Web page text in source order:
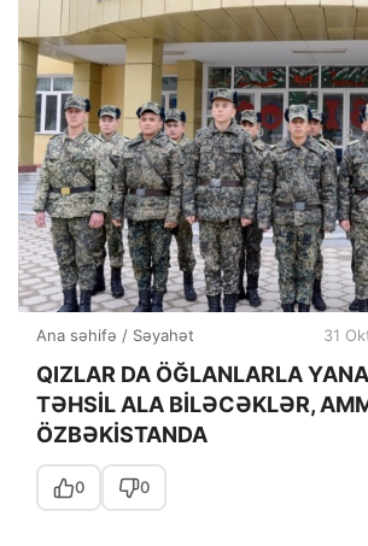
Ana səhifə / Səyahət 31
QIZLAR DA ÖĞLANLARLA
TƏHSİL ALA BİLƏCƏKLƏR,
ÖZBƏKİSTANDA
0 0